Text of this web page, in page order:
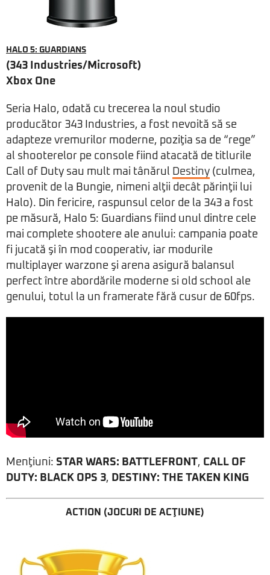
HALO 5: GUARDIANS
(343 Industries/Microsoft)
Xbox One
Seria Halo, odată cu trecerea la noul studio
producător 343 Industries, a fost nevoită să se
adapteze vremurilor moderne, poziţia sa de “rege”
al shooterelor pe console fiind atacată de titlurile
Call of Duty sau mult mai tânărul Destiny (culmea,
provenit de la Bungie, nimeni alţii decât părinţii lui
Halo). Din fericire, raspunsul celor de la 343 a fost
pe măsură, Halo 5: Guardians fiind unul dintre cele
mai complete shootere ale anului: campania poate
fi jucată şi în mod cooperativ, iar modurile
multiplayer warzone şi arena asigură balansul
perfect între abordările moderne si old school ale
genului, totul la un framerate fără cusur de 60fps.
Menţiuni: STAR WARS: BATTLEFRONT, CALL OF
DUTY: BLACK OPS 3, DESTINY: THE TAKEN KING
ACTION (JOCURI DE ACŢIUNE)